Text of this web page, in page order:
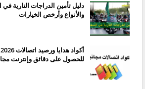
دليل تأمين الدراجات النارية في
والأنواع وأرخص الخيارات
للحصول على دقائق وإنترنت